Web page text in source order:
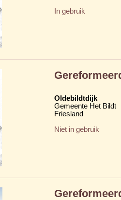
In gebruik
Oldebildtdijk
Gemeente Het Bildt
Friesland
Niet in gebruik